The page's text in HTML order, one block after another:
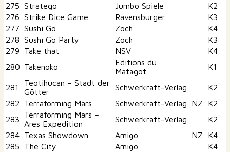
275 Stratego Jumbo Spiele
K2
276 Strike Dice Game Ravensburger
K3
277 Sushi Go Zoch
K4
278 Sushi Go Party Zoch
K3
279
Take that NSV
K4
280 Takenoko
Editions du
Matagot
K1
281
Teotihucan – Stadt der
Götter
Schwerkraft-Verlag
K2
282
Terraforming Mars Schwerkraft-Verlag NZ
K2
283
Terraforming Mars –
Ares Expedition
Schwerkraft-Verlag
K2
284 Texas Showdown Amigo NZ
K4
285
The City Amigo
K4